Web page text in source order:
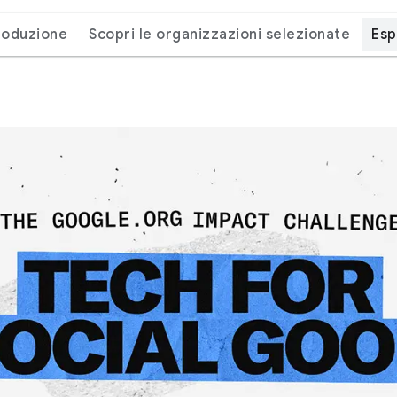
Scopri le organizzazioni selezionate